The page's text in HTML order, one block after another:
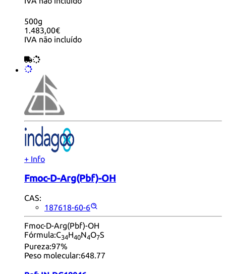
500g
1.483,00€
IVA não incluído
+ Info
Fmoc-D-Arg(Pbf)-OH
CAS:
187618-60-6
Fmoc-D-Arg(Pbf)-OH
Fórmula:C34H40N4O7S
Pureza:97%
Peso molecular:648.77